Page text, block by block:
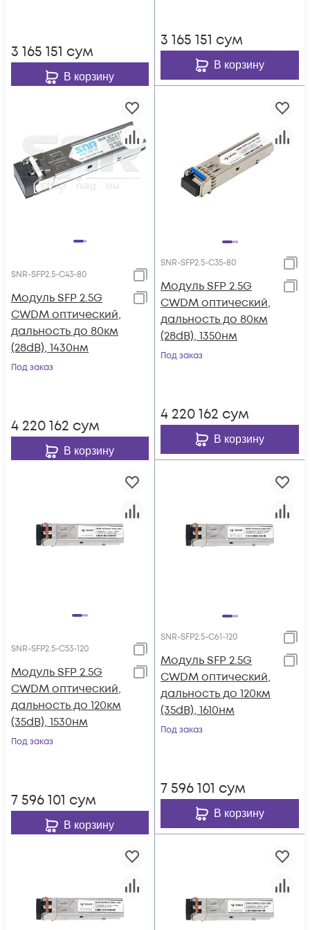
3 165 151 сум
В корзину
3 165 151 сум
В корзину
SNR-SFP2.5-C43-80
Модуль SFP 2.5G
CWDM оптический,
дальность до 80км
(28dB), 1430нм
Под заказ
4 220 162 сум
В корзину
SNR-SFP2.5-C35-80
Модуль SFP 2.5G
CWDM оптический,
дальность до 80км
(28dB), 1350нм
Под заказ
4 220 162 сум
В корзину
SNR-SFP2.5-C53-120
Модуль SFP 2.5G
CWDM оптический,
дальность до 120км
(35dB), 1530нм
Под заказ
7 596 101 сум
В корзину
SNR-SFP2.5-C61-120
Модуль SFP 2.5G
CWDM оптический,
дальность до 120км
(35dB), 1610нм
Под заказ
7 596 101 сум
В корзину